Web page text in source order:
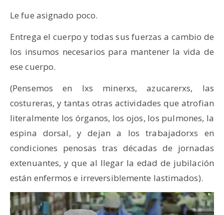
Le fue asignado poco.
Entrega el cuerpo y todas sus fuerzas a cambio de
los insumos necesarios para mantener la vida de
ese cuerpo.
(Pensemos en lxs minerxs, azucarerxs, las
costureras, y tantas otras actividades que atrofian
literalmente los órganos, los ojos, los pulmones, la
espina dorsal, y dejan a los trabajadorxs en
condiciones penosas tras décadas de jornadas
extenuantes, y que al llegar la edad de jubilación
están enfermos e irreversiblemente lastimados).